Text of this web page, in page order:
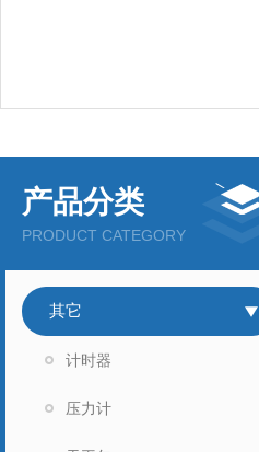
产品分类
PRODUCT CATEGORY
其它
计时器
压力计